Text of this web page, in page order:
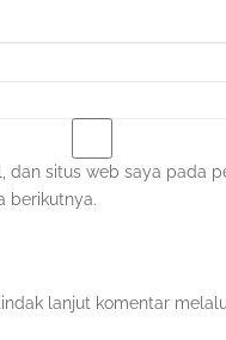
dan situs web saya pada
berikutnya.
lanjut komentar